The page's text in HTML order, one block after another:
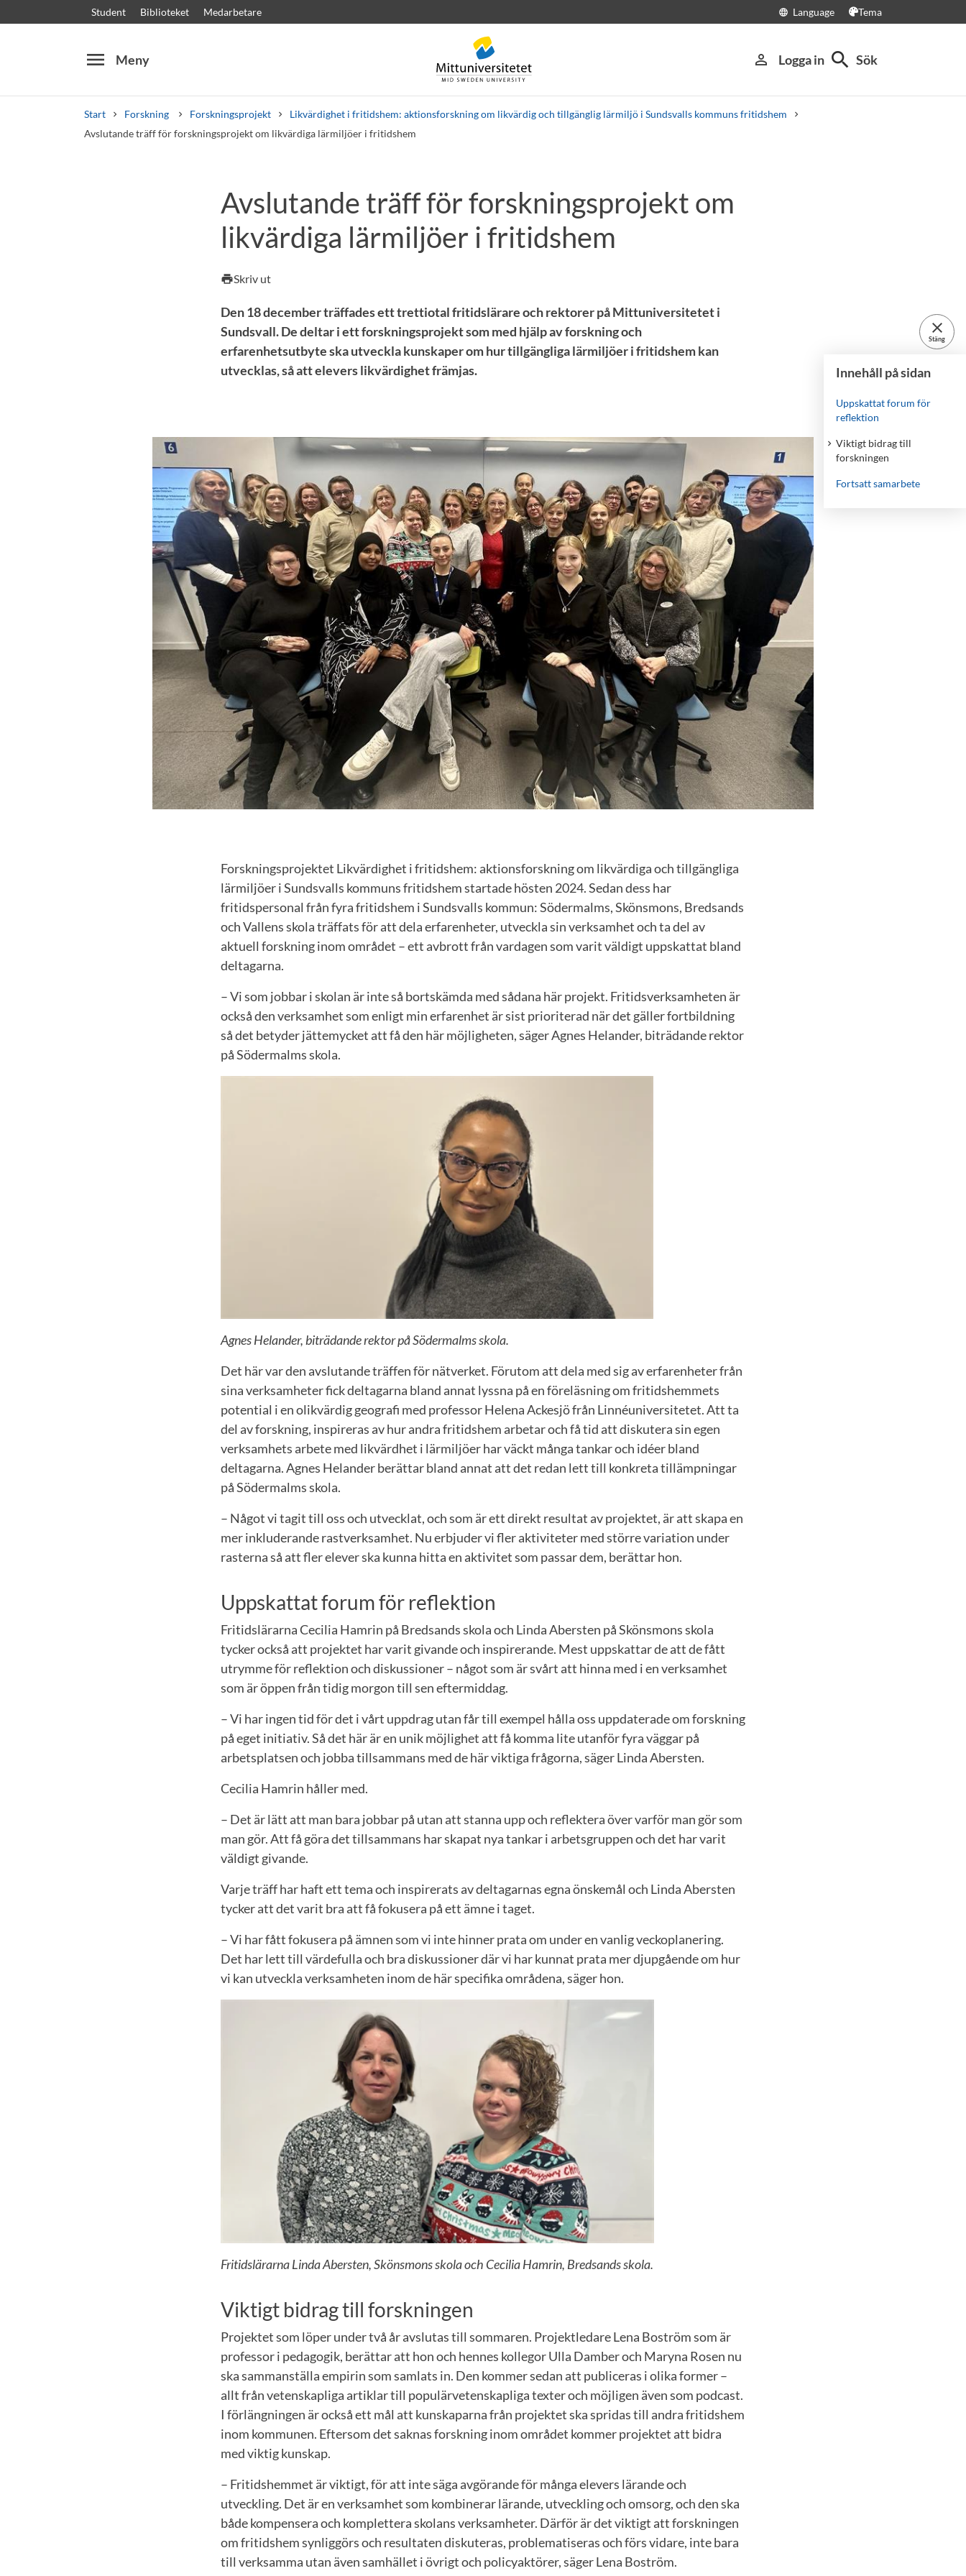
Student Biblioteket Medarbetare language Language Tema
menu Meny person_outline Logga in search Sök
Start Forskning Forskningsprojekt
Likvärdighet i fritidshem: aktionsforskning om likvärdig och tillgänglig lärmiljö i Sundsvalls kommuns fritidshem
Avslutande träff för forskningsprojekt om likvärdiga lärmiljöer i fritidshem
KursplanerVälkomstbrevPersonalLediga jobb
Avslutande träff för forskningsprojekt om
likvärdiga lärmiljöer i fritidshem
printSkriv ut
close
Stäng
Innehåll på sidan
Uppskattat forum för
reflektion
Viktigt bidrag till
forskningen
Fortsatt samarbete
Den 18 december träffades ett trettiotal fritidslärare och rektorer på Mittuniversitetet i
Sundsvall. De deltar i ett forskningsprojekt som med hjälp av forskning och
erfarenhetsutbyte ska utveckla kunskaper om hur tillgängliga lärmiljöer i fritidshem kan
utvecklas, så att elevers likvärdighet främjas.
Forskningsprojektet Likvärdighet i fritidshem: aktionsforskning om likvärdiga och tillgängliga
lärmiljöer i Sundsvalls kommuns fritidshem startade hösten 2024. Sedan dess har
fritidspersonal från fyra fritidshem i Sundsvalls kommun: Södermalms, Skönsmons, Bredsands
och Vallens skola träffats för att dela erfarenheter, utveckla sin verksamhet och ta del av
aktuell forskning inom området – ett avbrott från vardagen som varit väldigt uppskattat bland
deltagarna.
– Vi som jobbar i skolan är inte så bortskämda med sådana här projekt. Fritidsverksamheten är
också den verksamhet som enligt min erfarenhet är sist prioriterad när det gäller fortbildning
så det betyder jättemycket att få den här möjligheten, säger Agnes Helander, biträdande rektor
på Södermalms skola.
Agnes Helander, biträdande rektor på Södermalms skola.
Det här var den avslutande träffen för nätverket. Förutom att dela med sig av erfarenheter från
sina verksamheter fick deltagarna bland annat lyssna på en föreläsning om fritidshemmets
potential i en olikvärdig geografi med professor Helena Ackesjö från Linnéuniversitetet. Att ta
del av forskning, inspireras av hur andra fritidshem arbetar och få tid att diskutera sin egen
verksamhets arbete med likvärdhet i lärmiljöer har väckt många tankar och idéer bland
deltagarna. Agnes Helander berättar bland annat att det redan lett till konkreta tillämpningar
på Södermalms skola.
– Något vi tagit till oss och utvecklat, och som är ett direkt resultat av projektet, är att skapa en
mer inkluderande rastverksamhet. Nu erbjuder vi fler aktiviteter med större variation under
rasterna så att fler elever ska kunna hitta en aktivitet som passar dem, berättar hon.
Uppskattat forum för reflektion
Fritidslärarna Cecilia Hamrin på Bredsands skola och Linda Abersten på Skönsmons skola
tycker också att projektet har varit givande och inspirerande. Mest uppskattar de att de fått
utrymme för reflektion och diskussioner – något som är svårt att hinna med i en verksamhet
som är öppen från tidig morgon till sen eftermiddag.
– Vi har ingen tid för det i vårt uppdrag utan får till exempel hålla oss uppdaterade om forskning
på eget initiativ. Så det här är en unik möjlighet att få komma lite utanför fyra väggar på
arbetsplatsen och jobba tillsammans med de här viktiga frågorna, säger Linda Abersten.
Cecilia Hamrin håller med.
– Det är lätt att man bara jobbar på utan att stanna upp och reflektera över varför man gör som
man gör. Att få göra det tillsammans har skapat nya tankar i arbetsgruppen och det har varit
väldigt givande.
Varje träff har haft ett tema och inspirerats av deltagarnas egna önskemål och Linda Abersten
tycker att det varit bra att få fokusera på ett ämne i taget.
– Vi har fått fokusera på ämnen som vi inte hinner prata om under en vanlig veckoplanering.
Det har lett till värdefulla och bra diskussioner där vi har kunnat prata mer djupgående om hur
vi kan utveckla verksamheten inom de här specifika områdena, säger hon.
Fritidslärarna Linda Abersten, Skönsmons skola och Cecilia Hamrin, Bredsands skola.
Viktigt bidrag till forskningen
Projektet som löper under två år avslutas till sommaren. Projektledare Lena Boström som är
professor i pedagogik, berättar att hon och hennes kollegor Ulla Damber och Maryna Rosen nu
ska sammanställa empirin som samlats in. Den kommer sedan att publiceras i olika former –
allt från vetenskapliga artiklar till populärvetenskapliga texter och möjligen även som podcast.
I förlängningen är också ett mål att kunskaparna från projektet ska spridas till andra fritidshem
inom kommunen. Eftersom det saknas forskning inom området kommer projektet att bidra
med viktig kunskap.
– Fritidshemmet är viktigt, för att inte säga avgörande för många elevers lärande och
utveckling. Det är en verksamhet som kombinerar lärande, utveckling och omsorg, och den ska
både kompensera och komplettera skolans verksamheter. Därför är det viktigt att forskningen
om fritidshem synliggörs och resultaten diskuteras, problematiseras och förs vidare, inte bara
till verksamma utan även samhället i övrigt och policyaktörer, säger Lena Boström.